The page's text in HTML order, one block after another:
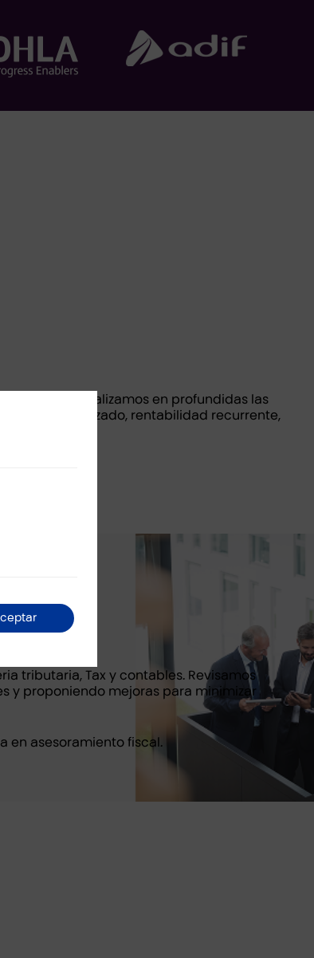
empresa. Analizamos en profundidas las
normalizado, rentabilidad recurrente,
tributaria, Tax y contables. Revisamos
y proponiendo mejoras para minimizar
en asesoramiento fiscal.